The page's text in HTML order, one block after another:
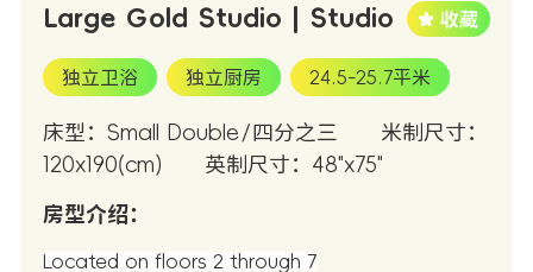
Large Gold Studio | Studio
独立卫浴 独立厨房 24.5-25.7平米
床型：Small Double/四分之三
米制尺寸：
120x190(cm)
英制尺寸：48"x75"
房型介绍：
Located on floors 2 through 7